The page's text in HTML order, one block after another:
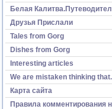
Белая
Друзья Прислали
Tales from Gorg
Dishes from Gorg
Interesting articles
We are mistaken thinking
Карта сайта
Правила комментирования